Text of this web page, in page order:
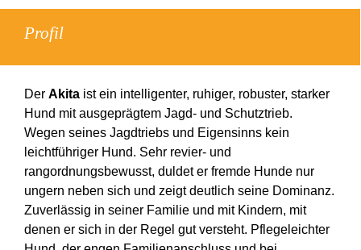
Profil
Der Akita ist ein intelligenter, ruhiger, robuster, starker
Hund mit ausgeprägtem Jagd- und Schutztrieb.
Wegen seines Jagdtriebs und Eigensinns kein
leichtführiger Hund. Sehr revier- und
rangordnungsbewusst, duldet er fremde Hunde nur
ungern neben sich und zeigt deutlich seine Dominanz.
Zuverlässig in seiner Familie und mit Kindern, mit
denen er sich in der Regel gut versteht. Pflegeleichter